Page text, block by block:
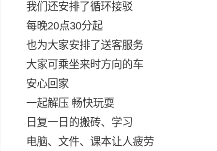
我们还安排了循环接驳
每晚20点30分起
也为大家安排了送客服务
大家可乘坐来时方向的车
安心回家
一起解压 畅快玩耍
日复一日的搬砖、学习
电脑、文件、课本让人疲劳